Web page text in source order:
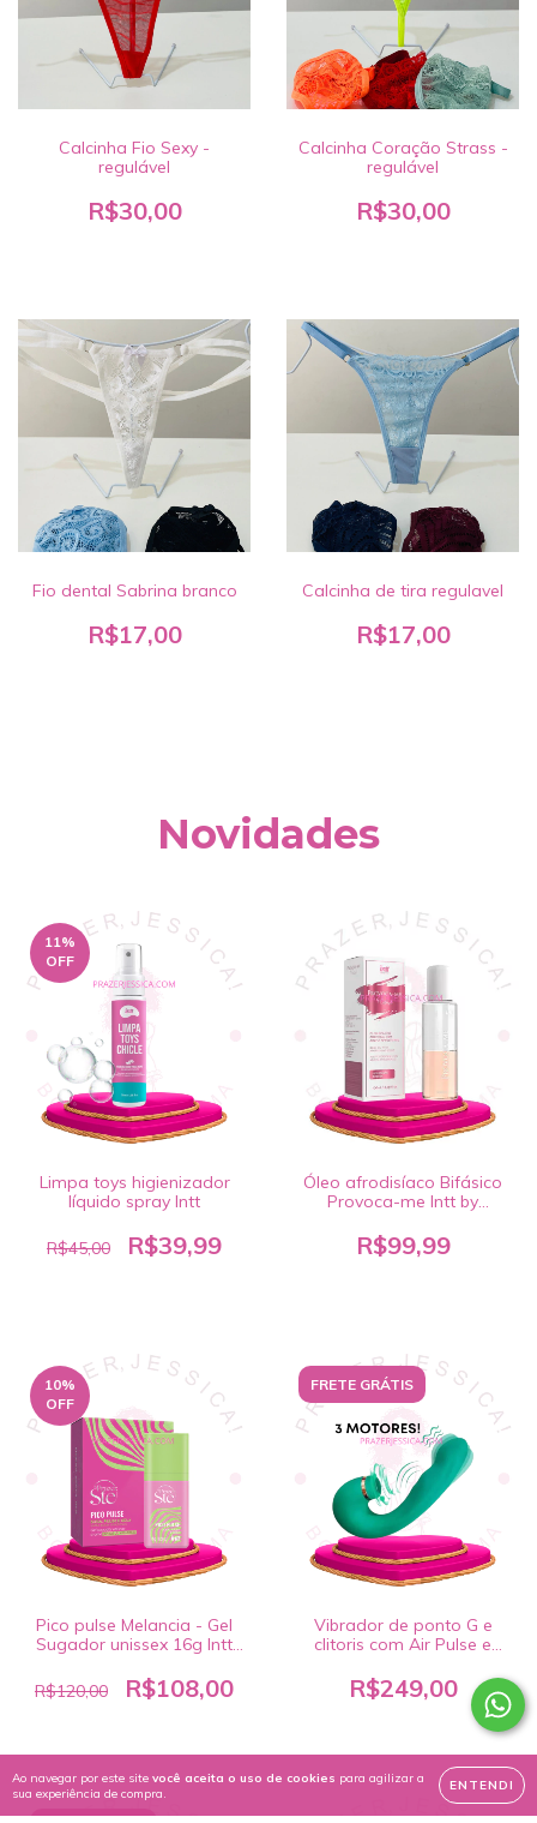
Ao navegar por este site você aceita o uso de cookies para agilizar a
sua experiência de compra.
ENTENDI
Calcinha Fio Sexy -
regulável
R$30,00
Calcinha Coração Strass -
regulável
R$30,00
Fio dental Sabrina branco
R$17,00
Calcinha de tira regulavel
R$17,00
Novidades
11%
OFF
Limpa toys higienizador
líquido spray Intt
R$45,00 R$39,99
Óleo afrodisíaco Bifásico
Provoca-me Intt by
R$99,99
10%
OFF
Pico pulse Melancia - Gel
Sugador unissex 16g Intt
R$120,00
R$108,00
FRETE GRÁTIS
Vibrador de ponto G e
clitoris com Air Pulse e
R$249,00